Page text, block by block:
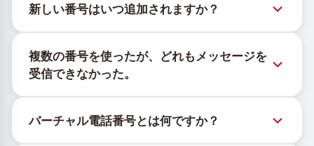
新しい番号はいつ追加されますか？
@TigerSMSofficial_bot で確認できます。このチャン
ネルは最新の番号在庫にアクセスできるよう、タイム
リーな更新を提供します。
複数の番号を使ったが、どれもメッセージを
受信できなかった。
ことはできません。サービスのアルゴリズムにより、
一時的な番号へのメッセージ配信がさまざまな理由で
バーチャル電話番号とは何ですか？